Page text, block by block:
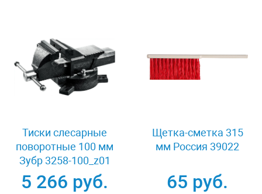
Тиски слесарные
поворотные 100 мм
Зубр 3258-100_z01
5 266 руб.
Щетка-сметка 315
мм Россия 39022
65 руб.